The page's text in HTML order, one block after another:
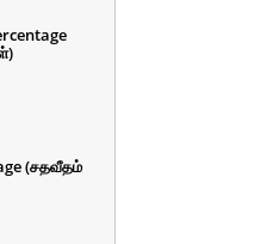
(சதவீதம்